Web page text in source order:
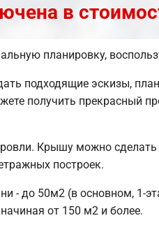
в
планировку,
подходящие эскизы,
получить прекрасный
Крышу можно сделать
построек.
- до 50м2 (в основном, 1-
от 150 м2 и более.